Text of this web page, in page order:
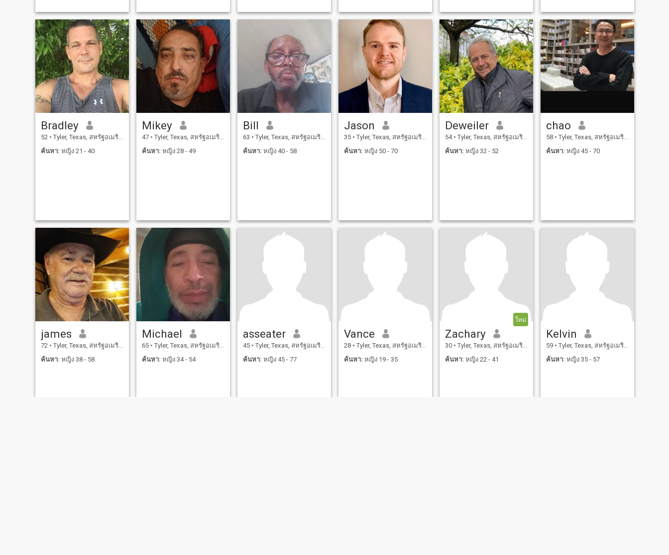
Bradley
52 • Tyler, Texas, สหรัฐอเมริกา
ค้นหา: หญิง 21 - 40
Mikey
47 • Tyler, Texas, สหรัฐอเมริกา
ค้นหา: หญิง 28 - 49
Bill
63 • Tyler, Texas, สหรัฐอเมริกา
ค้นหา: หญิง 40 - 58
Jason
35 • Tyler, Texas, สหรัฐอเมริกา
ค้นหา: หญิง 50 - 70
Deweiler
54 • Tyler, Texas, สหรัฐอเมริกา
ค้นหา: หญิง 32 - 52
chao
58 • Tyler, Texas, สหรัฐอเมริกา
ค้นหา: หญิง 45 - 70
james
72 • Tyler, Texas, สหรัฐอเมริกา
ค้นหา: หญิง 38 - 58
Michael
65 • Tyler, Texas, สหรัฐอเมริกา
ค้นหา: หญิง 34 - 54
asseater
45 • Tyler, Texas, สหรัฐอเมริกา
ค้นหา: หญิง 45 - 77
Vance
28 • Tyler, Texas, สหรัฐอเมริกา
ค้นหา: หญิง 19 - 35
ใหม่
Zachary
30 • Tyler, Texas, สหรัฐอเมริกา
ค้นหา: หญิง 22 - 41
Kelvin
59 • Tyler, Texas, สหรัฐอเมริกา
ค้นหา: หญิง 35 - 57